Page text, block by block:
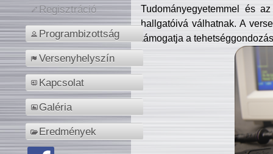
Regisztráció
Programbizottság
Versenyhelyszín
Kapcsolat
Galéria
Eredmények
Tudományegyetemmel és
hallgatóivá válhatnak. A
támogatja a